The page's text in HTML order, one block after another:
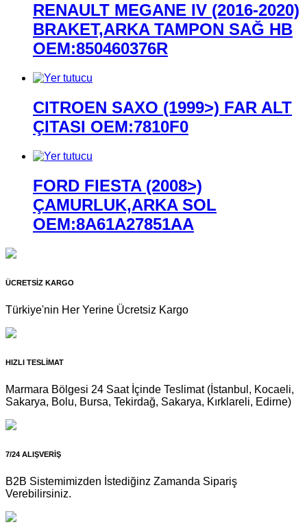
RENAULT MEGANE IV (2016-2020)
BRAKET,ARKA TAMPON SAĞ HB
OEM:850460376R
CITROEN SAXO (1999>) FAR ALT
ÇITASI OEM:7810F0
FORD FIESTA (2008>)
ÇAMURLUK,ARKA SOL
OEM:8A61A27851AA
ÜCRETSİZ KARGO
Türkiye'nin Her Yerine Ücretsiz Kargo
HIZLI TESLİMAT
Marmara Bölgesi 24 Saat İçinde Teslimat (İstanbul, Kocaeli,
Sakarya, Bolu, Bursa, Tekirdağ, Sakarya, Kırklareli, Edirne)
7/24 ALIŞVERİŞ
B2B Sistemimizden İstediğinz Zamanda Sipariş
Verebilirsiniz.